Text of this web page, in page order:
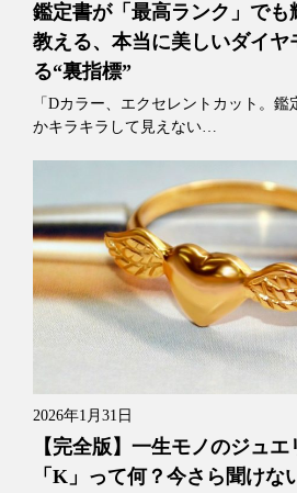
鑑定書が「最高ランク」でも
教える、本当に美しいダイヤ
る“裏指標”
「Dカラー、エクセレントカット。
かキラキラして見えない…
2026年1月31日
【完全版】一生モノのジュ
「K」って何？今さら聞けな